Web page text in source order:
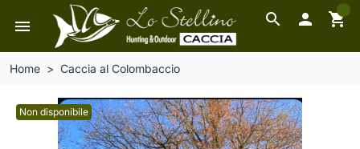
search
menu  shopping_cart
0
Home Caccia al Colombaccio
Non disponibile